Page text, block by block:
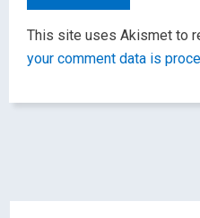
This site uses Akismet to
your comment data is